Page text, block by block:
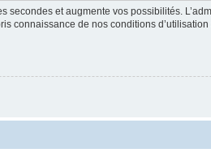
et augmente vos possibilités.
connaissance de nos conditions